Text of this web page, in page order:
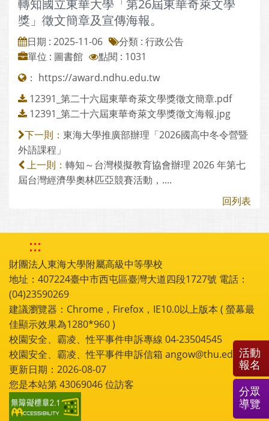
轉知國立東華大學「第26屆東華奇萊文學
獎」徵文簡章及宣傳海報。
日期 : 2025-11-06
分類 : 行政公告
單位 : 圖書館
點閱 : 1031
： https://award.ndhu.edu.tw
12391_第二十六屆東華奇萊文學獎徵文簡章.pdf
12391_第二十六屆東華奇萊文學獎徵文海報.jpg
下一則： 東海大學推廣部辦理「2026國高中冬令營暨
外語課程」
上一則： 轉知～台灣模擬教育協會辦理 2026 年第七
屆台灣經濟學奧林匹亞競賽活動，....
回列表
:::
財團法人東海大學附屬高級中等學校
地址：407224臺中市西屯區臺灣大道四段1727號 電話：
(04)23590269
建議瀏覽器：Chrome，Firefox，IE10.0以上版本 ( 螢幕最
佳顯示效果為1280*960 )
校園安全、霸凌、性平事件申訴專線 04-23504545
校園安全、霸凌、性平事件申訴信箱 angow@thu.edu.tw
更新日期：2026-08-07
您是本站第43069046位訪客
活動
報名
分眾
導覽